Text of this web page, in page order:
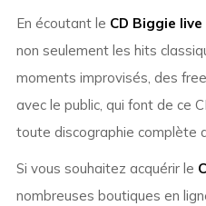
En écoutant le CD Biggie
non seulement les hits
moments improvisés, des
avec le public, qui font de ce
toute discographie complète
Si vous souhaitez acquérir le
nombreuses boutiques en